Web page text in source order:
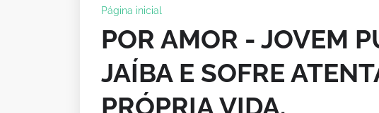
Página inicial
POR AMOR - JOVEM
JAÍBA E SOFRE
PRÓPRIA VIDA.